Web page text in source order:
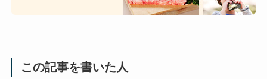
この記事を書いた人